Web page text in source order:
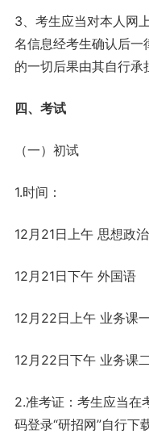
3、考生应当对本人网
名信息经考生确认后一
的一切后果由其自行承
四、考试
（一）初试
1.时间：
12月21日上午 思想政
12月21日下午 外国语
12月22日上午 业务课
12月22日下午 业务课
2.准考证：考生应当在
码登录“研招网”自行下